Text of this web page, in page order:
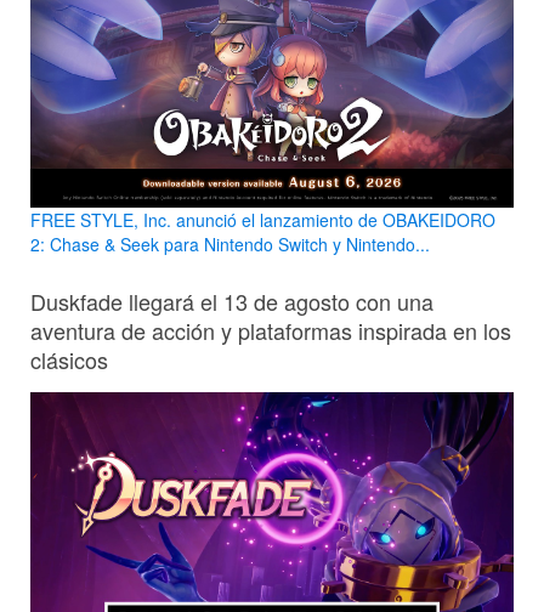
FREE STYLE, Inc. anunció el lanzamiento de OBAKEIDORO
2: Chase & Seek para Nintendo Switch y Nintendo...
Duskfade llegará el 13 de agosto con una
aventura de acción y plataformas inspirada en los
clásicos